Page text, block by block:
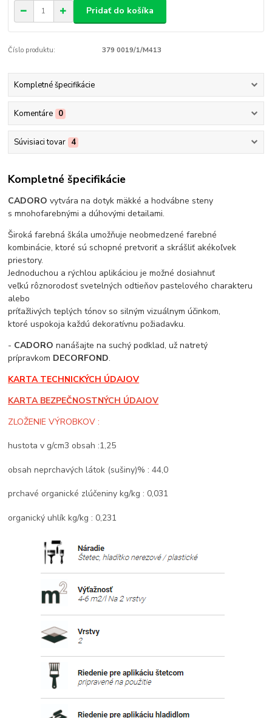
Pridať do košíka
Číslo produktu: 379 0019/1/M413
Kompletné špecifikácie
Komentáre 0
Súvisiaci tovar 4
Kompletné špecifikácie
CADORO vytvára na dotyk mäkké a hodvábne steny
s mnohofarebnými a dúhovými detailami.
Široká farebná škála umožňuje neobmedzené farebné
kombinácie, ktoré sú schopné pretvoriť a skrášliť akékoľvek
priestory.
Jednoduchou a rýchlou aplikáciou je možné dosiahnuť
veľkú rôznorodosť svetelných odtieňov pastelového charakteru
alebo
príťažlivých teplých tónov so silným vizuálnym účinkom,
ktoré uspokoja každú dekoratívnu požiadavku.
- CADORO nanášajte na suchý podklad, už natretý
prípravkom DECORFOND.
KARTA TECHNICKÝCH ÚDAJOV
KARTA BEZPEČNOSTNÝCH ÚDAJOV
ZLOŽENIE VÝROBKOV :
hustota v g/cm3 obsah :1,25
obsah neprchavých látok (sušiny)% : 44,0
prchavé organické zlúčeniny kg/kg : 0,031
organický uhlík kg/kg : 0,231